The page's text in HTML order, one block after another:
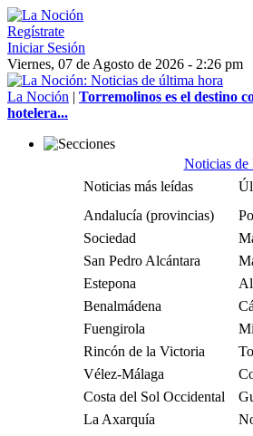
Regístrate
Iniciar Sesión
Viernes, 07 de Agosto de 2026 - 2:26 pm
La Noción | Torremolinos es el destino
hotelera...
Noticias de
Noticias más leídas
Andalucía (provincias)
Sociedad
San Pedro Alcántara
Estepona
Benalmádena
Fuengirola
Rincón de la Victoria
Vélez-Málaga
Costa del Sol Occidental
La Axarquía